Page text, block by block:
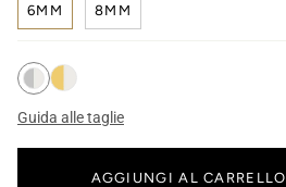
6MM 8MM
Guida alle taglie
AGGIUNGI AL CARRELLO